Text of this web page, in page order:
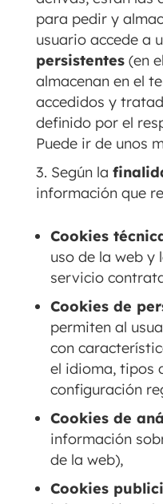
para pedir y
usuario accede a
persistentes(en
almacenan en el
accedidos y
definido por el
Puede ir de unos
Según la
información que
Cookies
uso de la web y
servicio
Cookies de
permiten al
con
el idioma, tipos
configuración
Cookies de
información
de la web),
Cookies